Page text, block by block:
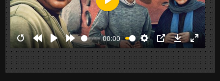
RestartRewind
10s
Play Forward
10s
00:00
Settings
PIP Download
Enter
Play